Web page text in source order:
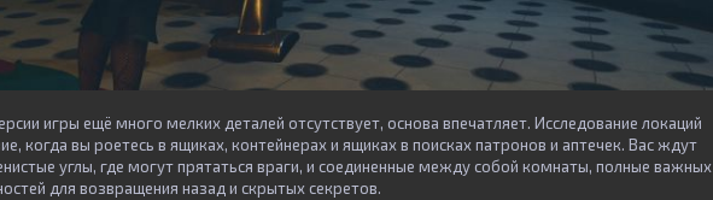
игры ещё много мелких деталей отсутствует, основа впечатляет. Исследование локаций
когда вы роетесь в ящиках, контейнерах и ящиках в поисках патронов и аптечек. Вас ждут
углы, где могут прятаться враги, и соединенные между собой комнаты, полные важных
для возвращения назад и скрытых секретов.